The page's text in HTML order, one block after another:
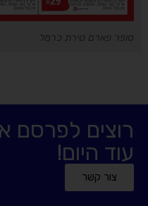
סופר פארם טירת כרמל
רוצים לפרסם
עוד היום!
צור קשר